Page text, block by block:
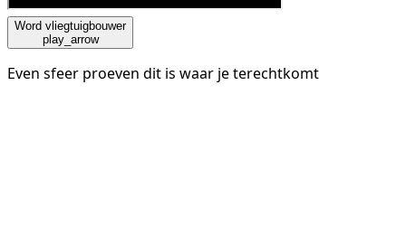
Word vliegtuigbouwer
play_arrow
Even sfeer proeven dit is waar je terechtkomt